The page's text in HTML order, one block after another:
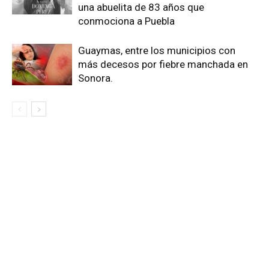
una abuelita de 83 años que
conmociona a Puebla
Guaymas, entre los municipios con
más decesos por fiebre manchada en
Sonora.